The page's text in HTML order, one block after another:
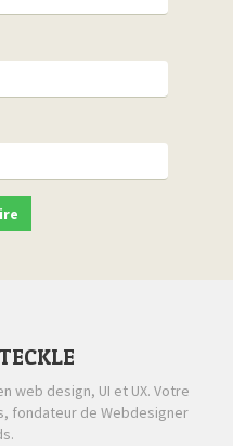
web design, UI et UX. Votre
fondateur de Webdesigner